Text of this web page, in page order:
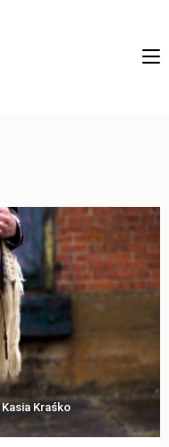
Kasia Kraśko